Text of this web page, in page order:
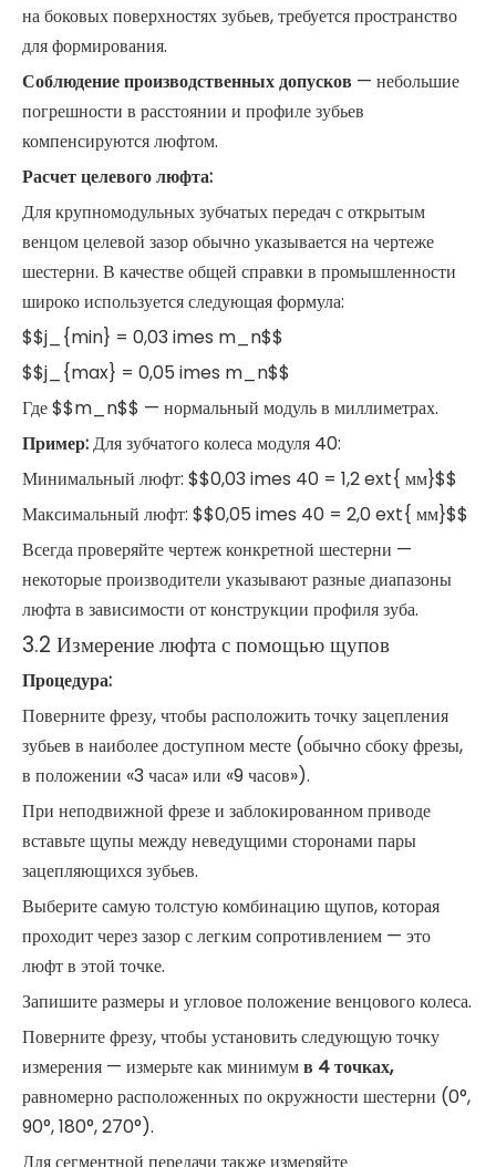
на боковых поверхностях зубьев, требуется пространство
для формирования.
Соблюдение производственных допусков — небольшие
погрешности в расстоянии и профиле зубьев
компенсируются люфтом.
Расчет целевого люфта:
Для крупномодульных зубчатых передач с открытым
венцом целевой зазор обычно указывается на чертеже
шестерни. В качестве общей справки в промышленности
широко используется следующая формула:
$$j_{min} = 0,03 imes m_n$$
$$j_{max} = 0,05 imes m_n$$
Где $$m_n$$ — нормальный модуль в миллиметрах.
Пример:Для зубчатого колеса модуля 40:
Минимальный люфт: $$0,03 imes 40 = 1,2 ext{ мм}$$
Максимальный люфт: $$0,05 imes 40 = 2,0 ext{ мм}$$
Всегда проверяйте чертеж конкретной шестерни —
некоторые производители указывают разные диапазоны
люфта в зависимости от конструкции профиля зуба.
3.2 Измерение люфта с помощью щупов
Процедура:
Поверните фрезу, чтобы расположить точку зацепления
зубьев в наиболее доступном месте (обычно сбоку фрезы,
в положении «3 часа» или «9 часов»).
При неподвижной фрезе и заблокированном приводе
вставьте щупы между неведущими сторонами пары
зацепляющихся зубьев.
Выберите самую толстую комбинацию щупов, которая
проходит через зазор с легким сопротивлением — это
люфт в этой точке.
Запишите размеры и угловое положение венцового колеса.
Поверните фрезу, чтобы установить следующую точку
измерения — измерьте как минимумв 4 точках,
равномерно расположенных по окружности шестерни (0°,
90°, 180°, 270°).